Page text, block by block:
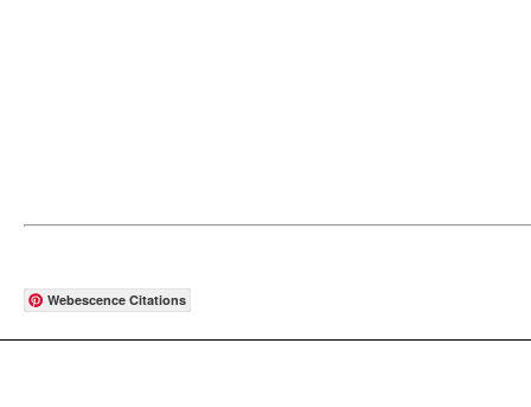
Webescence Citations